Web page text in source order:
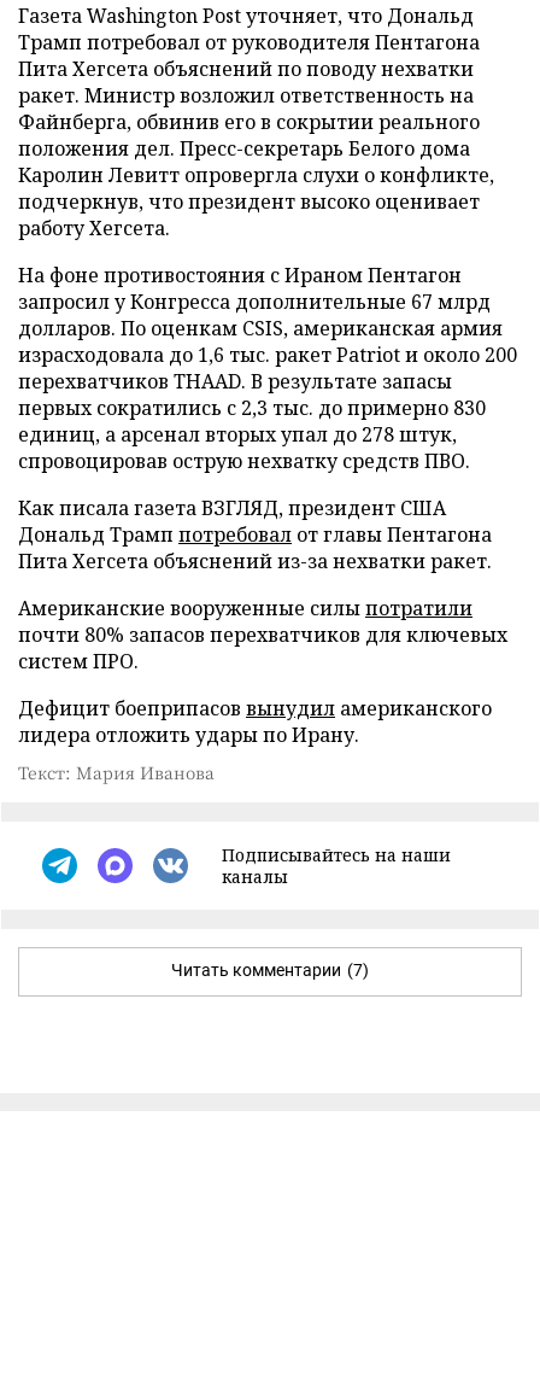
Газета Washington Post уточняет, что Дональд
Трамп потребовал от руководителя Пентагона
Пита Хегсета объяснений по поводу нехватки
ракет. Министр возложил ответственность на
Файнберга, обвинив его в сокрытии реального
положения дел. Пресс-секретарь Белого дома
Каролин Левитт опровергла слухи о конфликте,
подчеркнув, что президент высоко оценивает
работу Хегсета.
На фоне противостояния с Ираном Пентагон
запросил у Конгресса дополнительные 67 млрд
долларов. По оценкам CSIS, американская армия
израсходовала до 1,6 тыс. ракет Patriot и около 200
перехватчиков THAAD. В результате запасы
первых сократились с 2,3 тыс. до примерно 830
единиц, а арсенал вторых упал до 278 штук,
спровоцировав острую нехватку средств ПВО.
Как писала газета ВЗГЛЯД, президент США
Дональд Трамп потребовал от главы Пентагона
Пита Хегсета объяснений из-за нехватки ракет.
Американские вооруженные силыпотратили
почти 80% запасов перехватчиков для ключевых
систем ПРО.
Дефицит боеприпасов вынудил американского
лидера отложить удары по Ирану.
Текст: Мария Иванова
Подписывайтесь на наши
каналы
Читать комментарии (7)